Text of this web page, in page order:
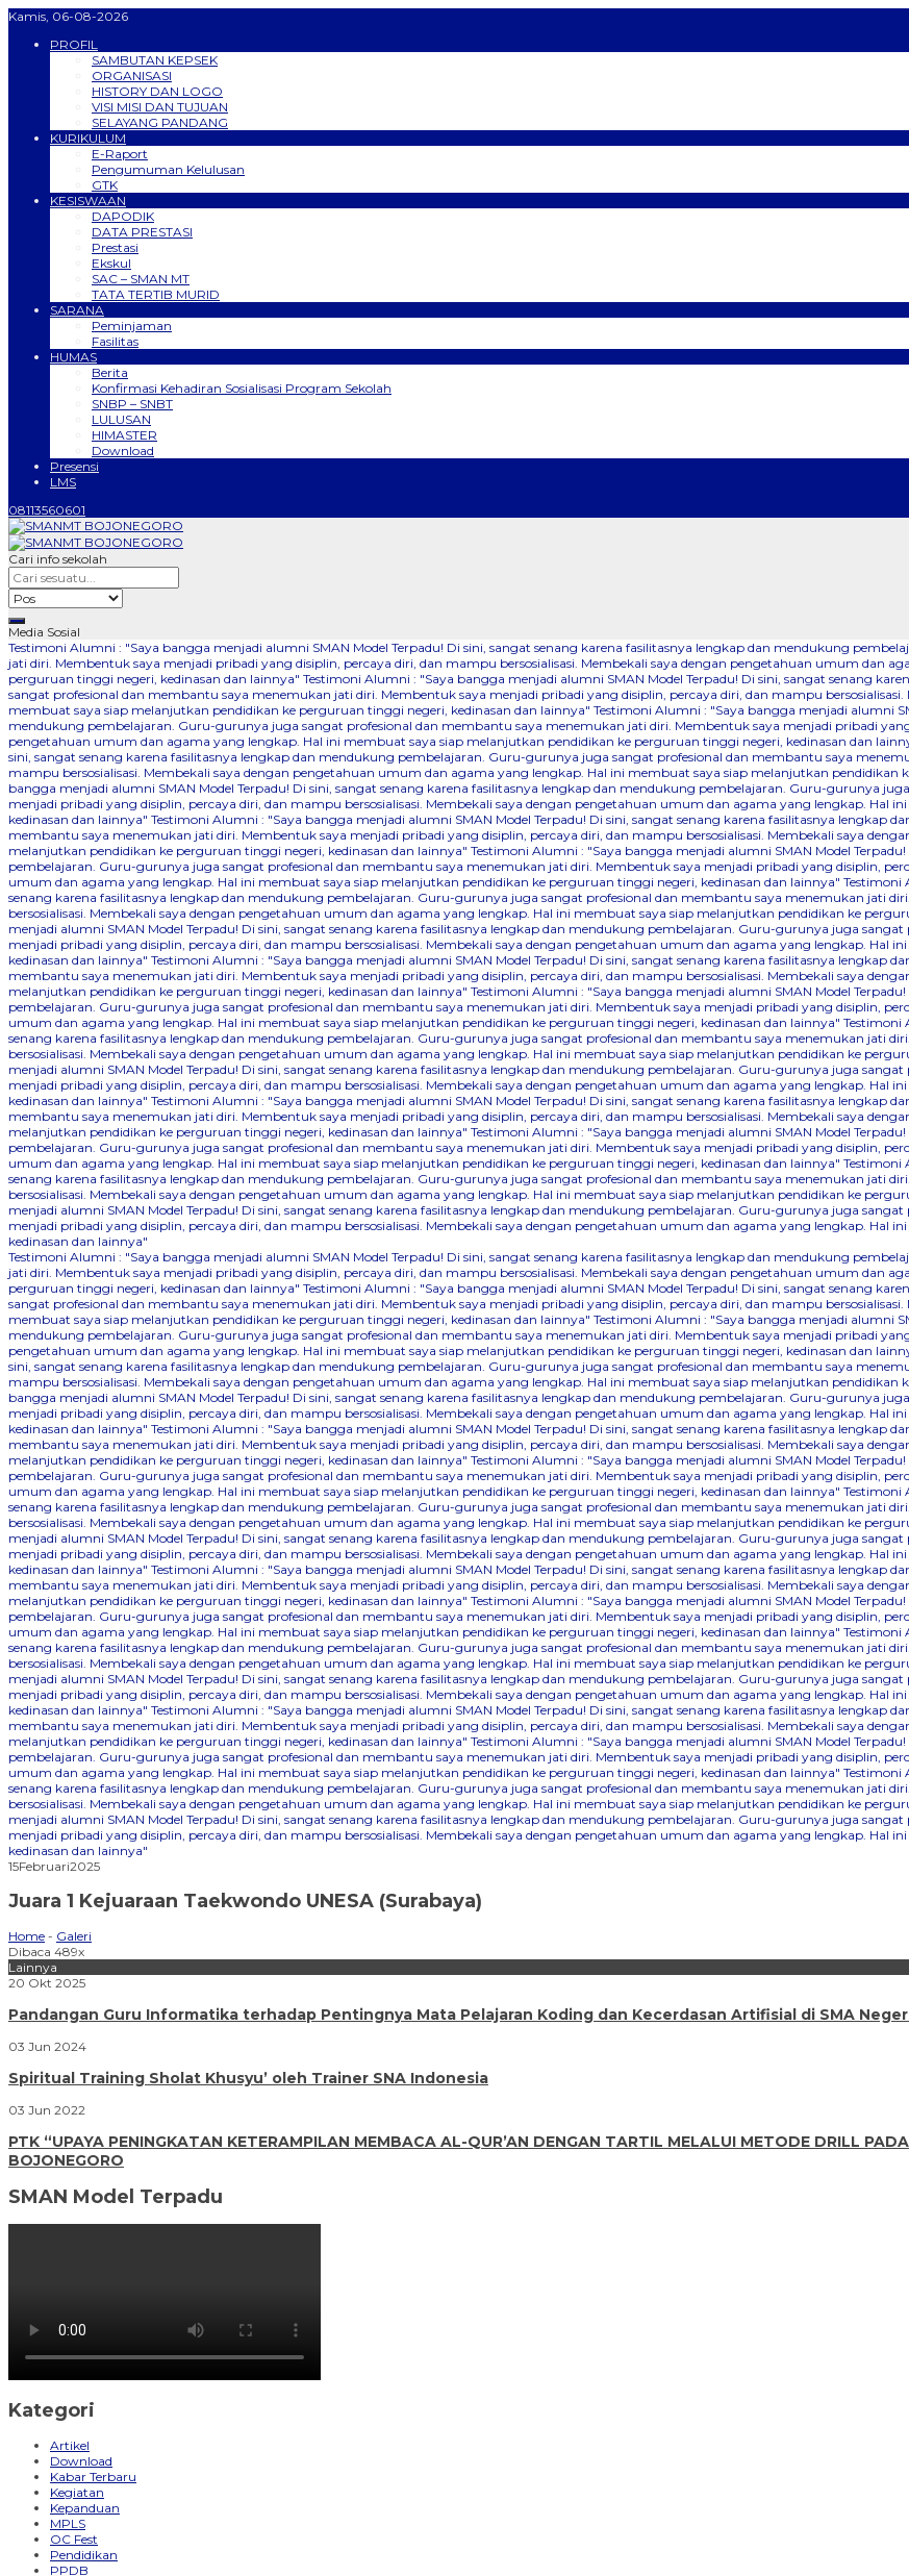
Kamis, 06-08-2026
PROFIL
SAMBUTAN KEPSEK
ORGANISASI
HISTORY DAN LOGO
VISI MISI DAN TUJUAN
SELAYANG PANDANG
KURIKULUM
E-Raport
Pengumuman Kelulusan
GTK
KESISWAAN
DAPODIK
DATA PRESTASI
Prestasi
Ekskul
SAC – SMAN MT
TATA TERTIB MURID
SARANA
Peminjaman
Fasilitas
HUMAS
Berita
Konfirmasi Kehadiran Sosialisasi Program Sekolah
SNBP – SNBT
LULUSAN
HIMASTER
Download
Presensi
LMS
08113560601
Cari info sekolah
Media Sosial
Testimoni Alumni : "Saya bangga menjadi alumni SMAN Model Terpadu! Di sini, sangat senang karena fasilitasnya lengkap dan mendukung
jati diri. Membentuk saya menjadi pribadi yang disiplin, percaya diri, dan mampu bersosialisasi. Membekali saya dengan pengetahuan umum dan
perguruan tinggi negeri, kedinasan dan lainnya" Testimoni Alumni : "Saya bangga menjadi alumni SMAN Model Terpadu! Di sini, sangat senang
sangat profesional dan membantu saya menemukan jati diri. Membentuk saya menjadi pribadi yang disiplin, percaya diri, dan mampu
membuat saya siap melanjutkan pendidikan ke perguruan tinggi negeri, kedinasan dan lainnya" Testimoni Alumni : "Saya bangga menjadi alumni
mendukung pembelajaran. Guru-gurunya juga sangat profesional dan membantu saya menemukan jati diri. Membentuk saya menjadi pribadi
pengetahuan umum dan agama yang lengkap. Hal ini membuat saya siap melanjutkan pendidikan ke perguruan tinggi negeri, kedinasan dan
sini, sangat senang karena fasilitasnya lengkap dan mendukung pembelajaran. Guru-gurunya juga sangat profesional dan membantu saya
mampu bersosialisasi. Membekali saya dengan pengetahuan umum dan agama yang lengkap. Hal ini membuat saya siap melanjutkan pendidikan
bangga menjadi alumni SMAN Model Terpadu! Di sini, sangat senang karena fasilitasnya lengkap dan mendukung pembelajaran. Guru-gurunya
menjadi pribadi yang disiplin, percaya diri, dan mampu bersosialisasi. Membekali saya dengan pengetahuan umum dan agama yang lengkap. Hal
kedinasan dan lainnya" Testimoni Alumni : "Saya bangga menjadi alumni SMAN Model Terpadu! Di sini, sangat senang karena fasilitasnya lengkap
membantu saya menemukan jati diri. Membentuk saya menjadi pribadi yang disiplin, percaya diri, dan mampu bersosialisasi. Membekali saya
melanjutkan pendidikan ke perguruan tinggi negeri, kedinasan dan lainnya" Testimoni Alumni : "Saya bangga menjadi alumni SMAN Model
pembelajaran. Guru-gurunya juga sangat profesional dan membantu saya menemukan jati diri. Membentuk saya menjadi pribadi yang disiplin,
umum dan agama yang lengkap. Hal ini membuat saya siap melanjutkan pendidikan ke perguruan tinggi negeri, kedinasan dan lainnya" Testimoni
senang karena fasilitasnya lengkap dan mendukung pembelajaran. Guru-gurunya juga sangat profesional dan membantu saya menemukan jati
bersosialisasi. Membekali saya dengan pengetahuan umum dan agama yang lengkap. Hal ini membuat saya siap melanjutkan pendidikan ke
menjadi alumni SMAN Model Terpadu! Di sini, sangat senang karena fasilitasnya lengkap dan mendukung pembelajaran. Guru-gurunya juga
menjadi pribadi yang disiplin, percaya diri, dan mampu bersosialisasi. Membekali saya dengan pengetahuan umum dan agama yang lengkap. Hal
kedinasan dan lainnya" Testimoni Alumni : "Saya bangga menjadi alumni SMAN Model Terpadu! Di sini, sangat senang karena fasilitasnya lengkap
membantu saya menemukan jati diri. Membentuk saya menjadi pribadi yang disiplin, percaya diri, dan mampu bersosialisasi. Membekali saya
melanjutkan pendidikan ke perguruan tinggi negeri, kedinasan dan lainnya" Testimoni Alumni : "Saya bangga menjadi alumni SMAN Model
pembelajaran. Guru-gurunya juga sangat profesional dan membantu saya menemukan jati diri. Membentuk saya menjadi pribadi yang disiplin,
umum dan agama yang lengkap. Hal ini membuat saya siap melanjutkan pendidikan ke perguruan tinggi negeri, kedinasan dan lainnya" Testimoni
senang karena fasilitasnya lengkap dan mendukung pembelajaran. Guru-gurunya juga sangat profesional dan membantu saya menemukan jati
bersosialisasi. Membekali saya dengan pengetahuan umum dan agama yang lengkap. Hal ini membuat saya siap melanjutkan pendidikan ke
menjadi alumni SMAN Model Terpadu! Di sini, sangat senang karena fasilitasnya lengkap dan mendukung pembelajaran. Guru-gurunya juga
menjadi pribadi yang disiplin, percaya diri, dan mampu bersosialisasi. Membekali saya dengan pengetahuan umum dan agama yang lengkap. Hal
kedinasan dan lainnya" Testimoni Alumni : "Saya bangga menjadi alumni SMAN Model Terpadu! Di sini, sangat senang karena fasilitasnya lengkap
membantu saya menemukan jati diri. Membentuk saya menjadi pribadi yang disiplin, percaya diri, dan mampu bersosialisasi. Membekali saya
melanjutkan pendidikan ke perguruan tinggi negeri, kedinasan dan lainnya" Testimoni Alumni : "Saya bangga menjadi alumni SMAN Model
pembelajaran. Guru-gurunya juga sangat profesional dan membantu saya menemukan jati diri. Membentuk saya menjadi pribadi yang disiplin,
umum dan agama yang lengkap. Hal ini membuat saya siap melanjutkan pendidikan ke perguruan tinggi negeri, kedinasan dan lainnya" Testimoni
senang karena fasilitasnya lengkap dan mendukung pembelajaran. Guru-gurunya juga sangat profesional dan membantu saya menemukan jati
bersosialisasi. Membekali saya dengan pengetahuan umum dan agama yang lengkap. Hal ini membuat saya siap melanjutkan pendidikan ke
menjadi alumni SMAN Model Terpadu! Di sini, sangat senang karena fasilitasnya lengkap dan mendukung pembelajaran. Guru-gurunya juga
menjadi pribadi yang disiplin, percaya diri, dan mampu bersosialisasi. Membekali saya dengan pengetahuan umum dan agama yang lengkap. Hal
kedinasan dan lainnya"
Testimoni Alumni : "Saya bangga menjadi alumni SMAN Model Terpadu! Di sini, sangat senang karena fasilitasnya lengkap dan mendukung
jati diri. Membentuk saya menjadi pribadi yang disiplin, percaya diri, dan mampu bersosialisasi. Membekali saya dengan pengetahuan umum dan
perguruan tinggi negeri, kedinasan dan lainnya" Testimoni Alumni : "Saya bangga menjadi alumni SMAN Model Terpadu! Di sini, sangat senang
sangat profesional dan membantu saya menemukan jati diri. Membentuk saya menjadi pribadi yang disiplin, percaya diri, dan mampu
membuat saya siap melanjutkan pendidikan ke perguruan tinggi negeri, kedinasan dan lainnya" Testimoni Alumni : "Saya bangga menjadi alumni
mendukung pembelajaran. Guru-gurunya juga sangat profesional dan membantu saya menemukan jati diri. Membentuk saya menjadi pribadi
pengetahuan umum dan agama yang lengkap. Hal ini membuat saya siap melanjutkan pendidikan ke perguruan tinggi negeri, kedinasan dan
sini, sangat senang karena fasilitasnya lengkap dan mendukung pembelajaran. Guru-gurunya juga sangat profesional dan membantu saya
mampu bersosialisasi. Membekali saya dengan pengetahuan umum dan agama yang lengkap. Hal ini membuat saya siap melanjutkan pendidikan
bangga menjadi alumni SMAN Model Terpadu! Di sini, sangat senang karena fasilitasnya lengkap dan mendukung pembelajaran. Guru-gurunya
menjadi pribadi yang disiplin, percaya diri, dan mampu bersosialisasi. Membekali saya dengan pengetahuan umum dan agama yang lengkap. Hal
kedinasan dan lainnya" Testimoni Alumni : "Saya bangga menjadi alumni SMAN Model Terpadu! Di sini, sangat senang karena fasilitasnya lengkap
membantu saya menemukan jati diri. Membentuk saya menjadi pribadi yang disiplin, percaya diri, dan mampu bersosialisasi. Membekali saya
melanjutkan pendidikan ke perguruan tinggi negeri, kedinasan dan lainnya" Testimoni Alumni : "Saya bangga menjadi alumni SMAN Model
pembelajaran. Guru-gurunya juga sangat profesional dan membantu saya menemukan jati diri. Membentuk saya menjadi pribadi yang disiplin,
umum dan agama yang lengkap. Hal ini membuat saya siap melanjutkan pendidikan ke perguruan tinggi negeri, kedinasan dan lainnya" Testimoni
senang karena fasilitasnya lengkap dan mendukung pembelajaran. Guru-gurunya juga sangat profesional dan membantu saya menemukan jati
bersosialisasi. Membekali saya dengan pengetahuan umum dan agama yang lengkap. Hal ini membuat saya siap melanjutkan pendidikan ke
menjadi alumni SMAN Model Terpadu! Di sini, sangat senang karena fasilitasnya lengkap dan mendukung pembelajaran. Guru-gurunya juga
menjadi pribadi yang disiplin, percaya diri, dan mampu bersosialisasi. Membekali saya dengan pengetahuan umum dan agama yang lengkap. Hal
kedinasan dan lainnya" Testimoni Alumni : "Saya bangga menjadi alumni SMAN Model Terpadu! Di sini, sangat senang karena fasilitasnya lengkap
membantu saya menemukan jati diri. Membentuk saya menjadi pribadi yang disiplin, percaya diri, dan mampu bersosialisasi. Membekali saya
melanjutkan pendidikan ke perguruan tinggi negeri, kedinasan dan lainnya" Testimoni Alumni : "Saya bangga menjadi alumni SMAN Model
pembelajaran. Guru-gurunya juga sangat profesional dan membantu saya menemukan jati diri. Membentuk saya menjadi pribadi yang disiplin,
umum dan agama yang lengkap. Hal ini membuat saya siap melanjutkan pendidikan ke perguruan tinggi negeri, kedinasan dan lainnya" Testimoni
senang karena fasilitasnya lengkap dan mendukung pembelajaran. Guru-gurunya juga sangat profesional dan membantu saya menemukan jati
bersosialisasi. Membekali saya dengan pengetahuan umum dan agama yang lengkap. Hal ini membuat saya siap melanjutkan pendidikan ke
menjadi alumni SMAN Model Terpadu! Di sini, sangat senang karena fasilitasnya lengkap dan mendukung pembelajaran. Guru-gurunya juga
menjadi pribadi yang disiplin, percaya diri, dan mampu bersosialisasi. Membekali saya dengan pengetahuan umum dan agama yang lengkap. Hal
kedinasan dan lainnya" Testimoni Alumni : "Saya bangga menjadi alumni SMAN Model Terpadu! Di sini, sangat senang karena fasilitasnya lengkap
membantu saya menemukan jati diri. Membentuk saya menjadi pribadi yang disiplin, percaya diri, dan mampu bersosialisasi. Membekali saya
melanjutkan pendidikan ke perguruan tinggi negeri, kedinasan dan lainnya" Testimoni Alumni : "Saya bangga menjadi alumni SMAN Model
pembelajaran. Guru-gurunya juga sangat profesional dan membantu saya menemukan jati diri. Membentuk saya menjadi pribadi yang disiplin,
umum dan agama yang lengkap. Hal ini membuat saya siap melanjutkan pendidikan ke perguruan tinggi negeri, kedinasan dan lainnya" Testimoni
senang karena fasilitasnya lengkap dan mendukung pembelajaran. Guru-gurunya juga sangat profesional dan membantu saya menemukan jati
bersosialisasi. Membekali saya dengan pengetahuan umum dan agama yang lengkap. Hal ini membuat saya siap melanjutkan pendidikan ke
menjadi alumni SMAN Model Terpadu! Di sini, sangat senang karena fasilitasnya lengkap dan mendukung pembelajaran. Guru-gurunya juga
menjadi pribadi yang disiplin, percaya diri, dan mampu bersosialisasi. Membekali saya dengan pengetahuan umum dan agama yang lengkap. Hal
kedinasan dan lainnya"
15Februari2025
Juara 1 Kejuaraan Taekwondo UNESA (Surabaya)
Home - Galeri
Dibaca 489x
Lainnya
20 Okt 2025
Pandangan Guru Informatika terhadap Pentingnya Mata Pelajaran Koding dan Kecerdasan Artifisial di SMA
03 Jun 2024
Spiritual Training Sholat Khusyu’ oleh Trainer SNA Indonesia
03 Jun 2022
PTK “UPAYA PENINGKATAN KETERAMPILAN MEMBACA AL-QUR’AN DENGAN TARTIL MELALUI METODE DRILL
BOJONEGORO
SMAN Model Terpadu
Kategori
Artikel
Download
Kabar Terbaru
Kegiatan
Kepanduan
MPLS
OC Fest
Pendidikan
PPDB